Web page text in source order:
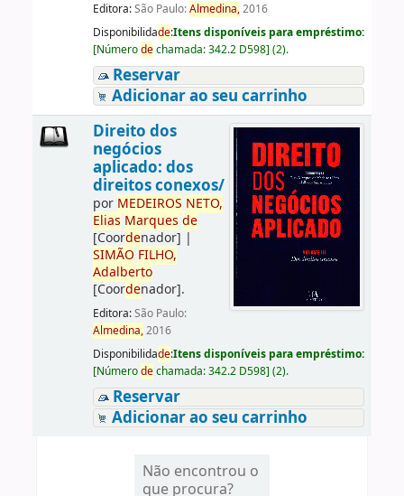
Editora:São Paulo:Almedina,2016
Disponibilidade:Itens disponíveis para empréstimo:
[Númerodechamada:342.2 D598] (2).
Reservar
Adicionar ao seu carrinho
Direito dos
negócios
aplicado: dos
direitos conexos/
por MEDEIROS NETO,
Elias Marques de
[Coordenador] |
SIMÃO FILHO,
Adalberto
[Coordenador].
Editora:São Paulo:
Almedina,2016
Disponibilidade:Itens disponíveis para empréstimo:
[Númerodechamada:342.2 D598] (2).
Reservar
Adicionar ao seu carrinho
Não encontrou o
que procura?